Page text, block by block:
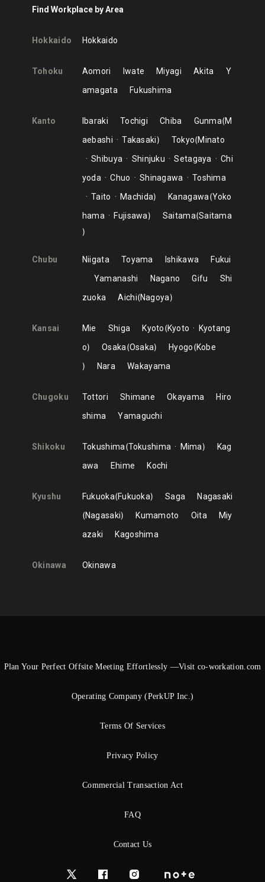
Find Workplace by Area
Hokkaido Hokkaido
Tohoku Aomori Iwate Miyagi Akita
Y
amagata
Fukushima
Kanto Ibaraki Tochigi Chiba Gunma M
aebashi
Takasaki Tokyo Minato
Shibuya
Shinjuku Setagaya
Chi
yoda
Chuo Shinagawa
Toshima
Taito
Machida Kanagawa Yoko
hama
Fujisawa Saitama Saitama
Chubu Niigata Toyama Ishikawa
Fukui
Yamanashi
Nagano Gifu
Shi
zuoka
Aichi Nagoya
Kansai Mie Shiga Kyoto Kyoto
Kyotang
o
Osaka Osaka Hyogo Kobe
Nara
Wakayama
Chugoku Tottori Shimane Okayama
Hiro
shima
Yamaguchi
Shikoku Tokushima Tokushima Mima
Kag
awa
Ehime Kochi
Kyushu Fukuoka Fukuoka Saga
Nagasaki
Nagasaki
Kumamoto Oita
Miy
azaki
Kagoshima
Okinawa Okinawa
Plan Your Perfect Offsite Meeting Effortlessly —Visit co-workation.com
Operating Company (PerkUP Inc.)
Terms Of Services
Privacy Policy
Commercial Transaction Act
FAQ
Contact Us